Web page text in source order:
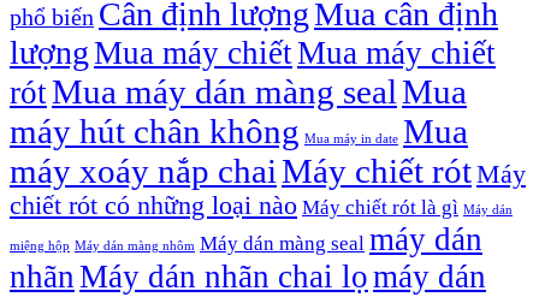
phổ biến Cân định lượngMua cân định
lượngMua máy chiếtMua máy chiết
rótMua máy dán màng sealMua
máy hút chân không Mua máy in date Mua
máy xoáy nắp chaiMáy chiết rótMáy
chiết rót có những loại nào Máy chiết rót là gì Máy dán
miệng hộp Máy dán màng nhôm Máy dán màng seal máy dán
nhãnMáy dán nhãn chai lọmáy dán